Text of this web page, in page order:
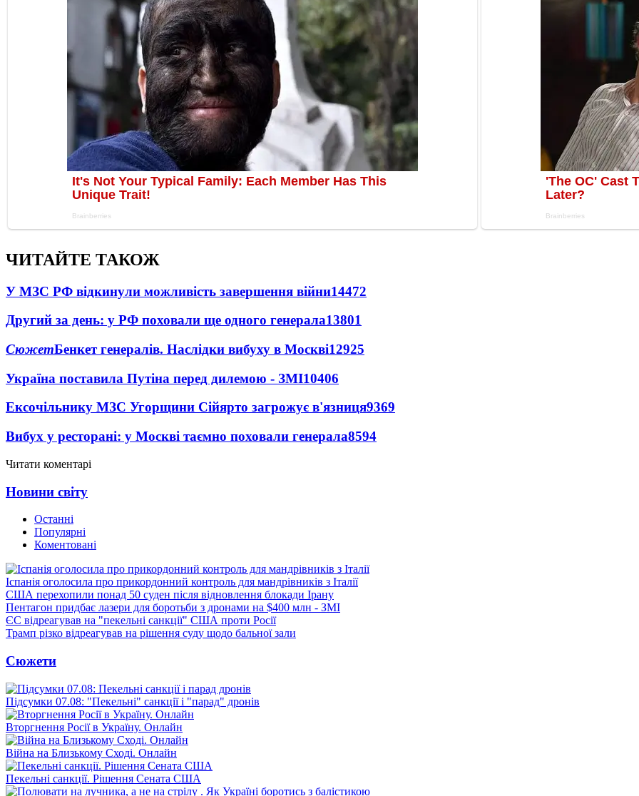
ЧИТАЙТЕ ТАКОЖ
У МЗС РФ відкинули можливість завершення війни14472
Другий за день: у РФ поховали ще одного генерала13801
СюжетБенкет генералів. Наслідки вибуху в Москві12925
Україна поставила Путіна перед дилемою - ЗМІ10406
Ексочільнику МЗС Угорщини Сійярто загрожує в'язниця9369
Вибух у ресторані: у Москві таємно поховали генерала8594
Читати коментарі
Новини світу
Останні
Популярні
Коментовані
Іспанія оголосила про прикордонний контроль для мандрівників з Італії
США перехопили понад 50 суден після відновлення блокади Ірану
Пентагон придбає лазери для боротьби з дронами на $400 млн - ЗМІ
ЄС відреагував на "пекельні санкції" США проти Росії
Трамп різко відреагував на рішення суду щодо бальної зали
Сюжети
Підсумки 07.08: "Пекельні" санкції і "парад" дронів
Вторгнення Росії в Україну. Онлайн
Війна на Близькому Сході. Онлайн
Пекельні санкції. Рішення Сената США